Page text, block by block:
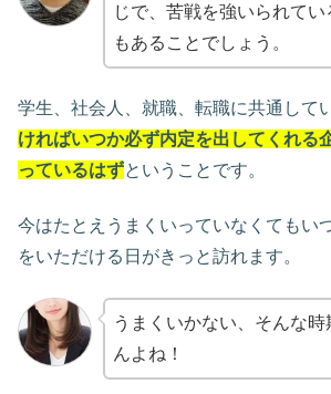
じで、苦戦を強いられてい
もあることでしょう。
学生、社会人、就職、転職に共通して
ければいつか必ず内定を出してくれる
っているはずということです。
今はたとえうまくいっていなくてもい
をいただける日がきっと訪れます。
うまくいかない、そんな
んよね！